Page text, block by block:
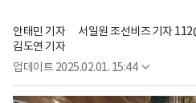
안태민 기자
서일원 조선비즈 기자
김도연 기자
업데이트 2025.02.01. 15:44